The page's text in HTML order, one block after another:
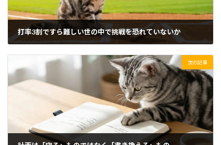
打率3割ですら難しい世の中で挑戦を恐れていないか
次の記事